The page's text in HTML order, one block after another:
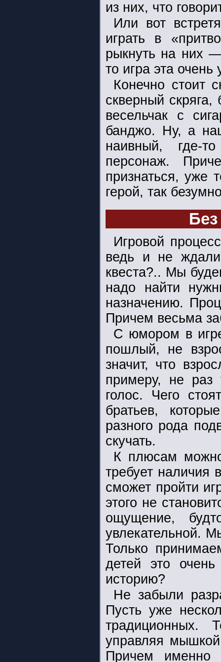
из них, что
Или вот
играть в
рыкнуть на них
то игра эта очень
Конечно стоит
скверный
весельчак с
банджо. Ну, а
наивный, где-
персонаж.
признаться, уже
герой, так
Игровой
ведь и не ждали
квеста?.. Мы
надо найти
назначению.
Причем весьма
С юмором в
пошлый, не
значит, что
примеру, не раз
голос. Чего
братьев,
разного рода
скучать.
К плюсам
требует наличия
сможет пройти
этого не
ощущение,
увлекательной.
Только
детей это
историю?
Не забыли
Пусть уже
традиционных.
управляя
Причем именно